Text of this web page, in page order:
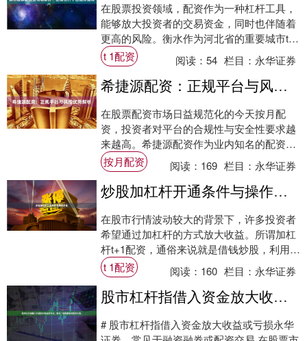
在股票投资领域，配资作为一种杠杆工具，
能够放大投资者的交易资金，同时也伴随着
更高的风险。衡水作为河北省的重要城市t+1
配资，其金融市场也在不断发展，各类股票
配资....
t 1配资 阅读：54 栏目： 永华证券
希捷源配资：正规平台与风控优势解析
在股票配资市场日益规范化的今天按月配
资，投资者对平台的合规性与安全性要求越
来越高。希捷源配资作为业内知名的配资平
台，凭借其正规资质与严格的风控体系，逐
渐成为众多....
按月配资 阅读： 169 栏目： 永华证券
炒股加杠杆开通条件与操作步骤
在股市行情波动较大的背景下，许多投资者
希望通过加杠杆的方式放大收益。所谓加杠
杆t+1配资，通俗来说就是借钱炒股，利用券
商提供的融资融券服务，以自有资金作为保
证金....
t 1配资 阅读： 160 栏目： 永华证券
股市杠杆指借入资金放大收益或亏损，常见于融资融券或配资交易。
# 股市杠杆指借入资金放大收益或亏损永华